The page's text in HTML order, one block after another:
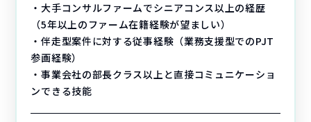
・大手コンサルファームでシニアコンス以上の経歴
（5年以上のファーム在籍経験が望ましい）
・伴走型案件に対する従事経験（業務支援型でのPJT
参画経験）
・事業会社の部長クラス以上と直接コミュニケーショ
ンできる技能